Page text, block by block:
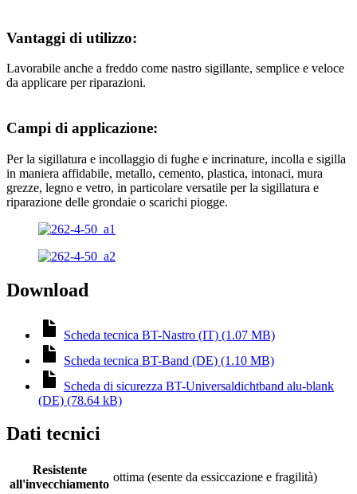
Vantaggi di utilizzo:
Lavorabile anche a freddo come nastro sigillante, semplice e veloce
da applicare per riparazioni.
Campi di applicazione:
Per la sigillatura e incollaggio di fughe e incrinature, incolla e sigilla
in maniera affidabile, metallo, cemento, plastica, intonaci, mura
grezze, legno e vetro, in particolare versatile per la sigillatura e
riparazione delle grondaie o scarichi piogge.
Download
Scheda tecnica BT-Nastro (IT) (1.07 MB)
Scheda tecnica BT-Band (DE) (1.10 MB)
Scheda di sicurezza BT-Universaldichtband alu-blank
(DE) (78.64 kB)
Dati tecnici
Resistente
all'invecchiamento
ottima (esente da essiccazione e fragilità)